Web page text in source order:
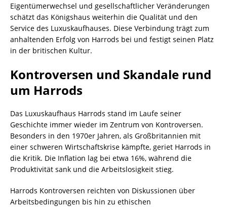
Eigentümerwechsel und gesellschaftlicher Veränderungen
schätzt das Königshaus weiterhin die Qualität und den
Service des Luxuskaufhauses. Diese Verbindung trägt zum
anhaltenden Erfolg von Harrods bei und festigt seinen Platz
in der britischen Kultur.
Kontroversen und Skandale rund
um Harrods
Das Luxuskaufhaus Harrods stand im Laufe seiner
Geschichte immer wieder im Zentrum von Kontroversen.
Besonders in den 1970er Jahren, als Großbritannien mit
einer schweren Wirtschaftskrise kämpfte, geriet Harrods in
die Kritik. Die Inflation lag bei etwa 16%, während die
Produktivität sank und die Arbeitslosigkeit stieg.
Harrods Kontroversen reichten von Diskussionen über
Arbeitsbedingungen bis hin zu ethischen